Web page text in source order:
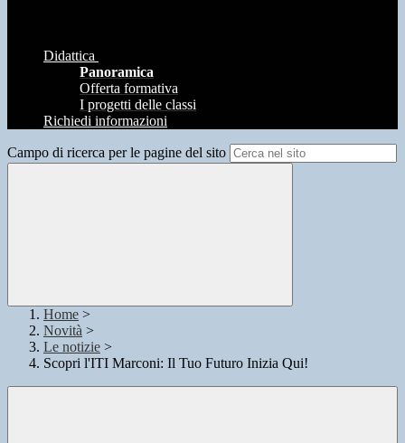
Didattica
Panoramica
Offerta formativa
I progetti delle classi
Richiedi informazioni
Campo di ricerca per le pagine del sito
Home >
Novità >
Le notizie >
Scopri l'ITI Marconi: Il Tuo Futuro Inizia Qui!